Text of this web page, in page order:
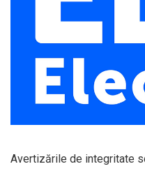
Avertizările de integritate